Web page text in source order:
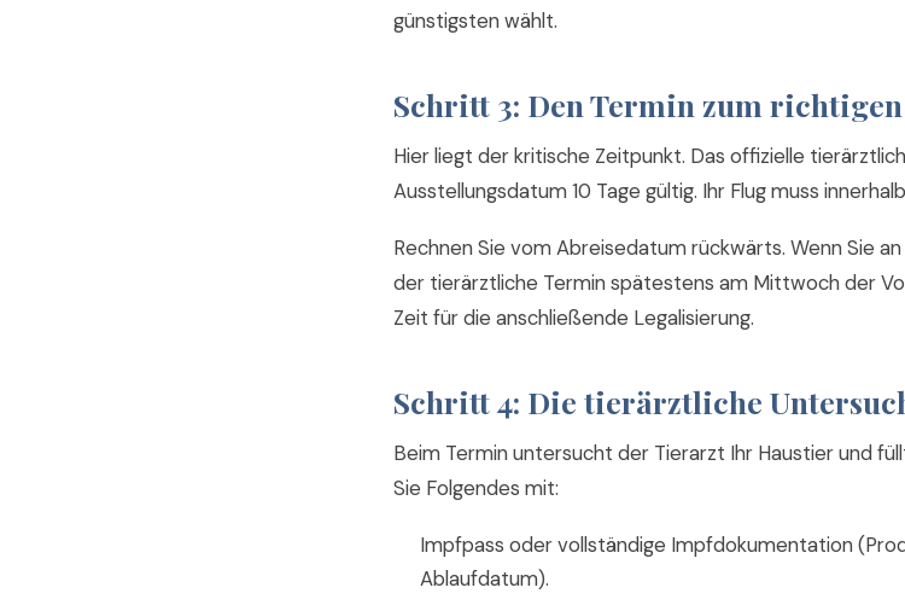
günstigsten wählt.
Schritt 3: Den Termin zum
Hier liegt der kritische Zeitpunkt. Das offizielle
Ausstellungsdatum 10 Tage gültig. Ihr Flug muss
Rechnen Sie vom Abreisedatum rückwärts. Wenn Sie
der tierärztliche Termin spätestens am Mittwoch der
Zeit für die anschließende Legalisierung.
Schritt 4: Die tierärztliche
Beim Termin untersucht der Tierarzt Ihr Haustier und
Sie Folgendes mit:
Impfpass oder vollständige Impfdokumentation
Ablaufdatum).